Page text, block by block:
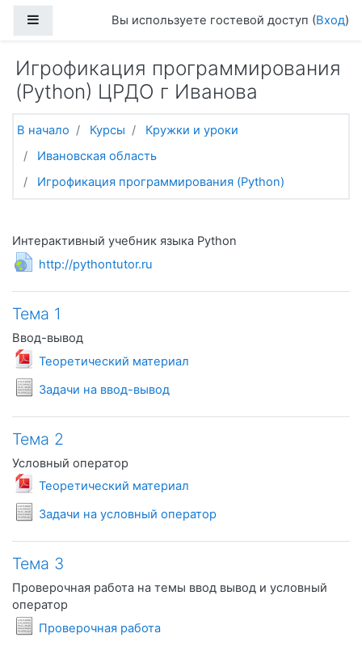
Боковая панельВы используете гостевой доступ (Вход)
Игрофикация программирования
(Python) ЦРДО г Иванова
В начало Курсы
Кружки и уроки
Ивановская область
Игрофикация программирования (Python)
Тематический план
Общее
Интерактивный учебник языка Python
http://pythontutor.ruГиперссылка
Тема 1
Ввод-вывод
Теоретический материал
Файл
Задачи на ввод-выводУсловия задач
Тема 2
Условный оператор
Теоретический материал
Файл
Задачи на условный операторУсловия задач
Тема 3
Проверочная работа на темы ввод вывод и условный
оператор
Проверочная работаУсловия задач